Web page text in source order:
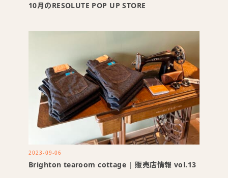
10月のRESOLUTE POP UP STORE
2023-09-06
Brighton tearoom cottage | 販売店情報 vol.13